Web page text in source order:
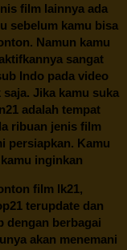
film lainnya ada
sebelum kamu bisa
Namun kamu
sangat
Indo pada video
Jika kamu suka
adalah tempat
ribuan jenis film
persiapkan. Kamu
inginkan
film lk21,
terupdate dan
dengan berbagai
akan menemani